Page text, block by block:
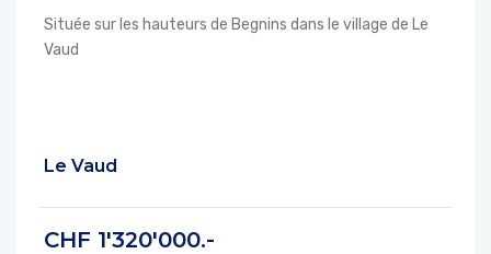
Située sur les hauteurs de Begnins dans le village de Le
Vaud
Le Vaud
CHF 1'320'000.-